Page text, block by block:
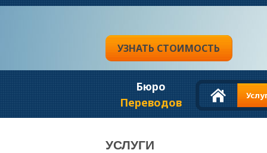
УЗНАТЬ СТОИМОСТЬ
Бюро
Переводов
УСЛУГИ